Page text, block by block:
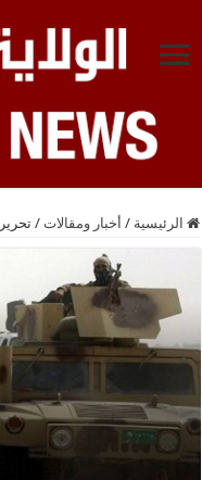
الرئيسية / أخبار ومقالات /